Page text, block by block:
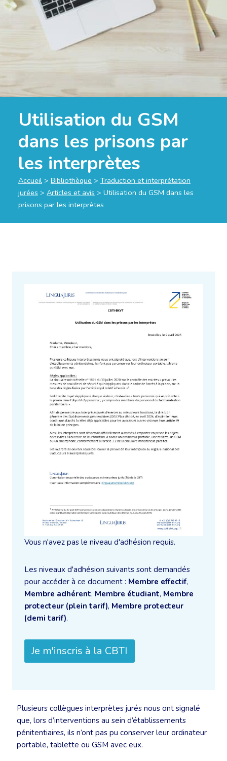
Utilisation du GSM
dans les prisons par
les interprètes
Accueil > Bibliothèque > Traduction et interprétation
jurées > Articles et avis > Utilisation du GSM dans les
prisons par les interprètes
Plusieurs collègues interprètes jurés nous ont signalé
que, lors d’interventions au sein d’établissements
pénitentiaires, ils n’ont pas pu conserver leur ordinateur
portable, tablette ou GSM avec eux.
Vous n'avez pas le niveau d'adhésion requis.
Les niveaux d'adhésion suivants sont demandés
pour accéder à ce document : Membre effectif,
Membre adhérent, Membre étudiant, Membre
protecteur (plein tarif), Membre protecteur
(demi tarif).
Je m'inscris à la CBTI